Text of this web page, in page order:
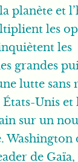
planète et
les
les
grandes
lutte sans
États-Unis
sur un
Washington
de